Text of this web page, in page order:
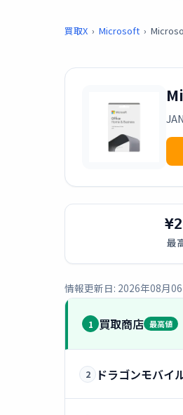
買取X › Microsoft ›
最
情報更新日: 2026年08月
1 買取商店 最高値
2 ドラゴンモバイ